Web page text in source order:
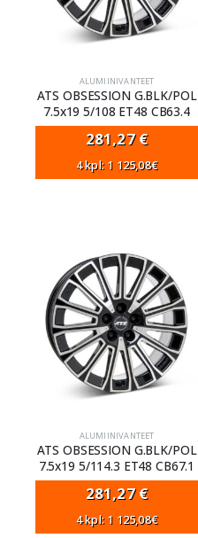
ALUMIINIVANTEET
ATS OBSESSION G.BLK/POL
7.5x19 5/108 ET48 CB63.4
281,27€
4 kpl: 1 125,08€
ALUMIINIVANTEET
ATS OBSESSION G.BLK/POL
7.5x19 5/114.3 ET48 CB67.1
281,27€
4 kpl: 1 125,08€